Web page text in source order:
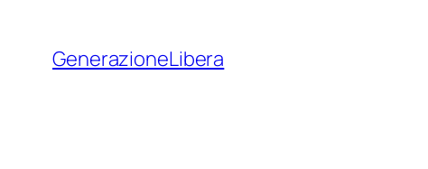
contenuto
GenerazioneLibera